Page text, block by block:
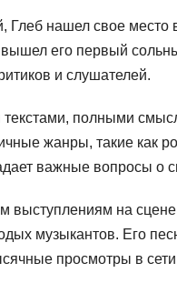
Глеб нашел свое место
его первый
и слушателей.
полными
жанры, такие как
важные вопросы о
выступлениям на
музыкантов. Его
просмотры в